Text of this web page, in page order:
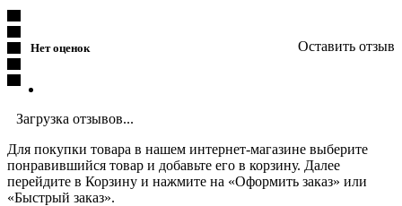
Нет оценок Оставить отзыв
Загрузка отзывов...
Для покупки товара в нашем интернет-магазине выберите
понравившийся товар и добавьте его в корзину. Далее
перейдите в Корзину и нажмите на «Оформить заказ» или
«Быстрый заказ».